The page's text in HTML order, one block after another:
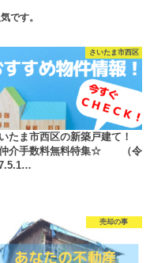
です。
さいたま市西区
たま市西区の新築戸建て！
介手数料無料特集☆ （令
売却の事